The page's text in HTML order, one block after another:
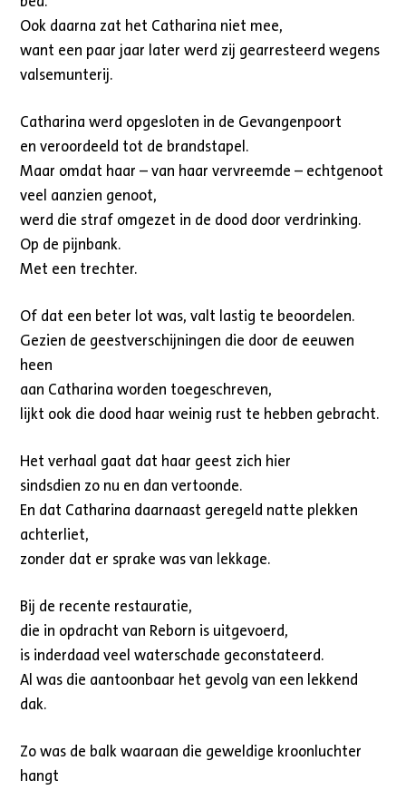
Ook daarna zat het Catharina niet mee,
want een paar jaar later werd zij gearresteerd wegens
valsemunterij.
Catharina werd opgesloten in de Gevangenpoort
en veroordeeld tot de brandstapel.
Maar omdat haar – van haar vervreemde – echtgenoot
veel aanzien genoot,
werd die straf omgezet in de dood door verdrinking.
Op de pijnbank.
Met een trechter.
Of dat een beter lot was, valt lastig te beoordelen.
Gezien de geestverschijningen die door de eeuwen
heen
aan Catharina worden toegeschreven,
lijkt ook die dood haar weinig rust te hebben gebracht.
Het verhaal gaat dat haar geest zich hier
sindsdien zo nu en dan vertoonde.
En dat Catharina daarnaast geregeld natte plekken
achterliet,
zonder dat er sprake was van lekkage.
Bij de recente restauratie,
die in opdracht van Reborn is uitgevoerd,
is inderdaad veel waterschade geconstateerd.
Al was die aantoonbaar het gevolg van een lekkend
dak.
Zo was de balk waaraan die geweldige kroonluchter
hangt